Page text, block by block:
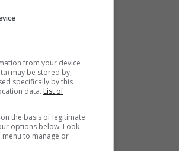
della
rivale di
from your device
may be stored by,
specifically by this
data. List of
the basis of legitimate
options below. Look
to manage or